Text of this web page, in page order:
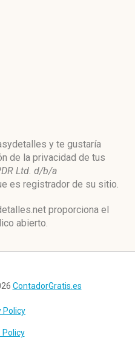
y te gustaría
de la privacidad de tus
Ltd. d/b/a
es registrador de su sitio.
proporciona el
abierto.
ContadorGratis.es
Policy
Policy